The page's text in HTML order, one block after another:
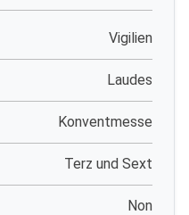
Vigilien
Laudes
Konventmesse
Terz und Sext
Non